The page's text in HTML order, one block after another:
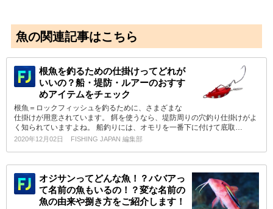
魚の関連記事はこちら
根魚を釣るための仕掛けってどれが
いいの？船・堤防・ルアーのおすす
めアイテムをチェック
根魚＝ロックフィッシュを釣るために、さまざまな
仕掛けが用意されています。 餌を使うなら、堤防周りの穴釣り仕掛けがよ
く知られていますよね。 船釣りには、オモリを一番下に付けて底取…
2020年12月02日 FISHING JAPAN 編集部
オジサンってどんな魚！？ババアっ
て名前の魚もいるの！？変な名前の
魚の由来や捌き方をご紹介します！